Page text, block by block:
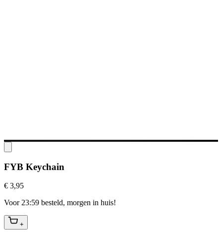
FYB Keychain
€ 3,95
Voor 23:59 besteld, morgen in huis!
+